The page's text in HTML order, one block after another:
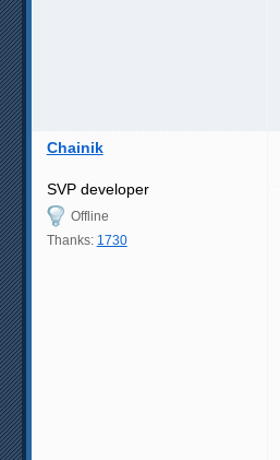
Chainik
SVP developer
Offline
Thanks: 1730